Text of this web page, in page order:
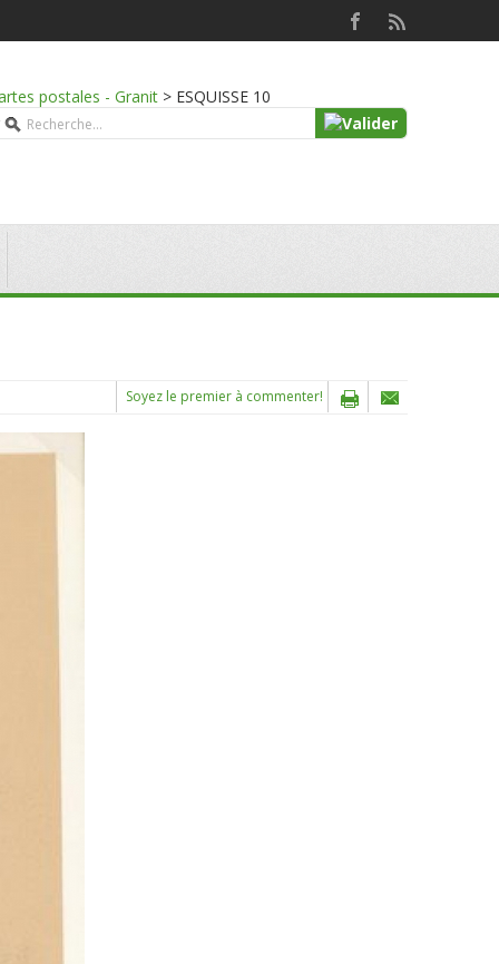
postales - Granit > ESQUISSE 10
Soyez le premier à commenter!